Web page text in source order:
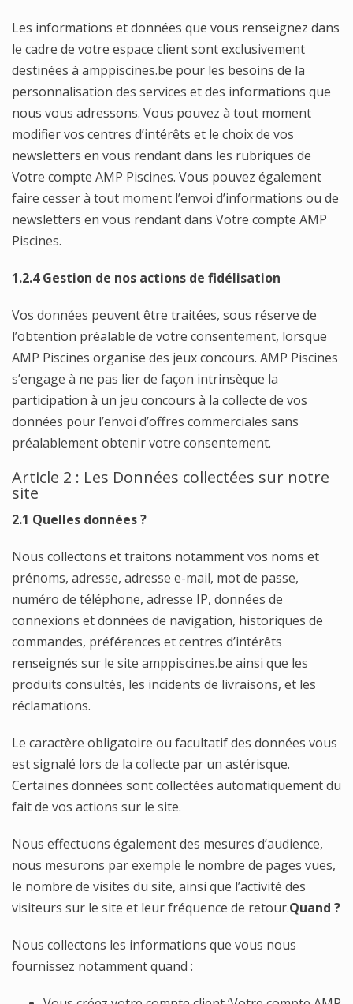
Les informations et données que vous renseignez dans
le cadre de votre espace client sont exclusivement
destinées à amppiscines.be pour les besoins de la
personnalisation des services et des informations que
nous vous adressons. Vous pouvez à tout moment
modifier vos centres d’intérêts et le choix de vos
newsletters en vous rendant dans les rubriques de
Votre compte AMP Piscines. Vous pouvez également
faire cesser à tout moment l’envoi d’informations ou de
newsletters en vous rendant dans Votre compte AMP
Piscines.
1.2.4 Gestion de nos actions de fidélisation
Vos données peuvent être traitées, sous réserve de
l’obtention préalable de votre consentement, lorsque
AMP Piscines organise des jeux concours. AMP Piscines
s’engage à ne pas lier de façon intrinsèque la
participation à un jeu concours à la collecte de vos
données pour l’envoi d’offres commerciales sans
préalablement obtenir votre consentement.
Article 2 : Les Données collectées sur notre
site
2.1 Quelles données ?
Nous collectons et traitons notamment vos noms et
prénoms, adresse, adresse e-mail, mot de passe,
numéro de téléphone, adresse IP, données de
connexions et données de navigation, historiques de
commandes, préférences et centres d’intérêts
renseignés sur le site amppiscines.be ainsi que les
produits consultés, les incidents de livraisons, et les
réclamations.
Le caractère obligatoire ou facultatif des données vous
est signalé lors de la collecte par un astérisque.
Certaines données sont collectées automatiquement du
fait de vos actions sur le site.
Nous effectuons également des mesures d’audience,
nous mesurons par exemple le nombre de pages vues,
le nombre de visites du site, ainsi que l’activité des
visiteurs sur le site et leur fréquence de retour.Quand ?
Nous collectons les informations que vous nous
fournissez notamment quand :